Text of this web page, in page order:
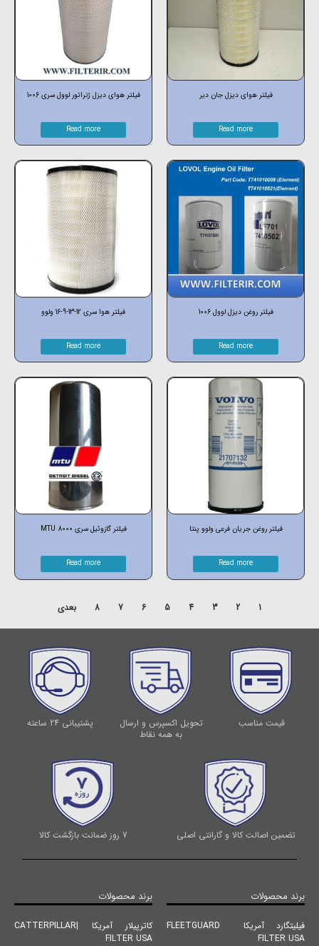
فیلتر هوای دیزل جان دیر
Read more
فیلتر هوای دیزل ژنراتور لوول سری 1006
Read more
فیلتر روغن دیزل لوول 1006
Read more
فیلتر هوا سری 12-13-9-16 ولوو
Read more
فیلتر روغن جریان فرعی ولوو پنتا
Read more
فیلتر گازوئیل سری 8000 MTU
Read more
1
2
3
4
5
6
7
8 بعدی
قیمت مناسب
تحویل اکسپرس و ارسال
به همه نقاط
پشتیبانی 24 ساعته
تضمین اصالت کالا و گارانتی اصلی 7 روز ضمانت بازگشت کالا
برند محصولات
فیلیتگارد آمریکا FLEETGUARD
FILTER USA
برند محصولات
کاترپیلار آمریکا |CATTERPILLAR
FILTER USA